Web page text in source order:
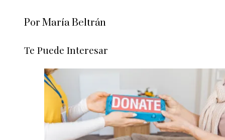
Por María Beltrán
Te Puede Interesar